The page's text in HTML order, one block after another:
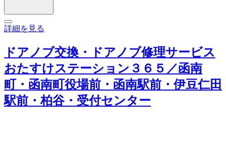
詳細を見る
ドアノブ交換・ドアノブ修理サービス
おたすけステーション３６５／函南
町・函南町役場前・函南駅前・伊豆仁田
駅前・柏谷・受付センター